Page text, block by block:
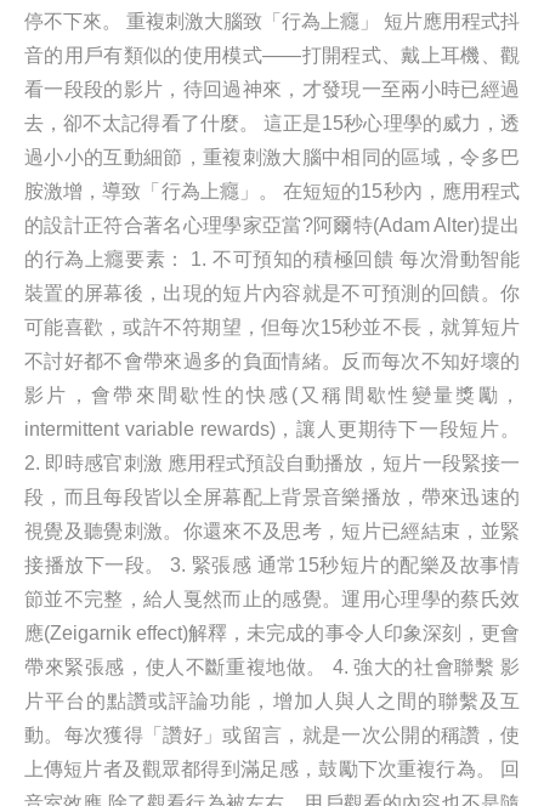
停不下來。 重複刺激大腦致「行為上癮」 短片應用程式抖
音的用戶有類似的使用模式——打開程式、戴上耳機、觀
看一段段的影片，待回過神來，才發現一至兩小時已經過
去，卻不太記得看了什麼。 這正是15秒心理學的威力，透
過小小的互動細節，重複刺激大腦中相同的區域，令多巴
胺激增，導致「行為上癮」。 在短短的15秒內，應用程式
的設計正符合著名心理學家亞當?阿爾特(Adam Alter)提出
的行為上癮要素： 1. 不可預知的積極回饋 每次滑動智能
裝置的屏幕後，出現的短片內容就是不可預測的回饋。你
可能喜歡，或許不符期望，但每次15秒並不長，就算短片
不討好都不會帶來過多的負面情緒。反而每次不知好壞的
影片，會帶來間歇性的快感(又稱間歇性變量獎勵，
intermittent variable rewards)，讓人更期待下一段短片。
2. 即時感官刺激 應用程式預設自動播放，短片一段緊接一
段，而且每段皆以全屏幕配上背景音樂播放，帶來迅速的
視覺及聽覺刺激。你還來不及思考，短片已經結束，並緊
接播放下一段。 3. 緊張感 通常15秒短片的配樂及故事情
節並不完整，給人戛然而止的感覺。運用心理學的蔡氏效
應(Zeigarnik effect)解釋，未完成的事令人印象深刻，更會
帶來緊張感，使人不斷重複地做。 4. 強大的社會聯繫 影
片平台的點讚或評論功能，增加人與人之間的聯繫及互
動。每次獲得「讚好」或留言，就是一次公開的稱讚，使
上傳短片者及觀眾都得到滿足感，鼓勵下次重複行為。 回